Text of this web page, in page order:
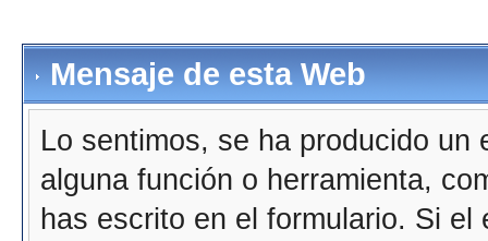
Mensaje de esta Web
Lo sentimos, se ha producido
alguna función o herramienta,
has escrito en el formulario. Si